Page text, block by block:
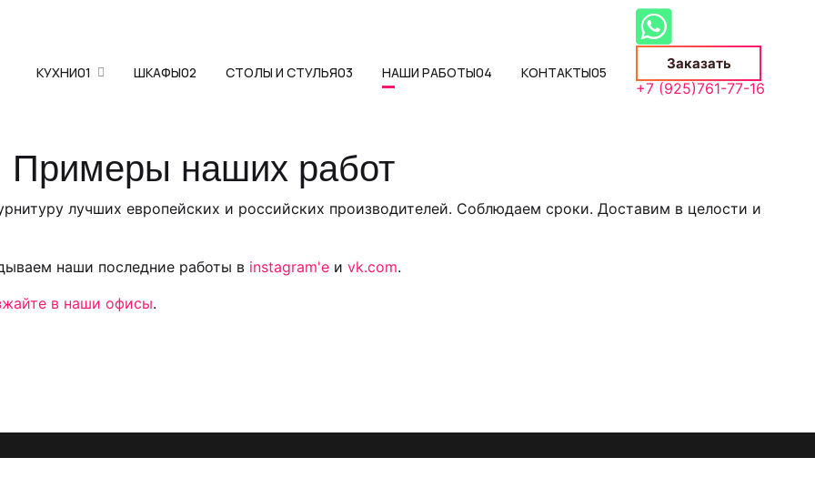
Заказать
+7 (925)761-77-16
КУХНИ01 ШКАФЫ02 СТОЛЫ И СТУЛЬЯ03 НАШИ РАБОТЫ04 КОНТАКТЫ05
Примеры наших работ
лучших европейских и российских производителей. Соблюдаем сроки. Доставим в целости и
наши последние работы в instagram'е и vk.com.
в наши офисы.